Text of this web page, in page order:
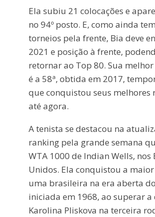
Ela subiu 21 colocações e
no 94º posto. E, como ainda
torneios pela frente, Bia deve
2021 e posição à frente,
retornar ao Top 80. Sua
é a 58ª, obtida em 2017,
que conquistou seus melhores
até agora.
A tenista se destacou na
ranking pela grande semana
WTA 1000 de Indian Wells, nos
Unidos. Ela conquistou a
uma brasileira na era aberta
iniciada em 1968, ao superar a
Karolina Pliskova na terceira